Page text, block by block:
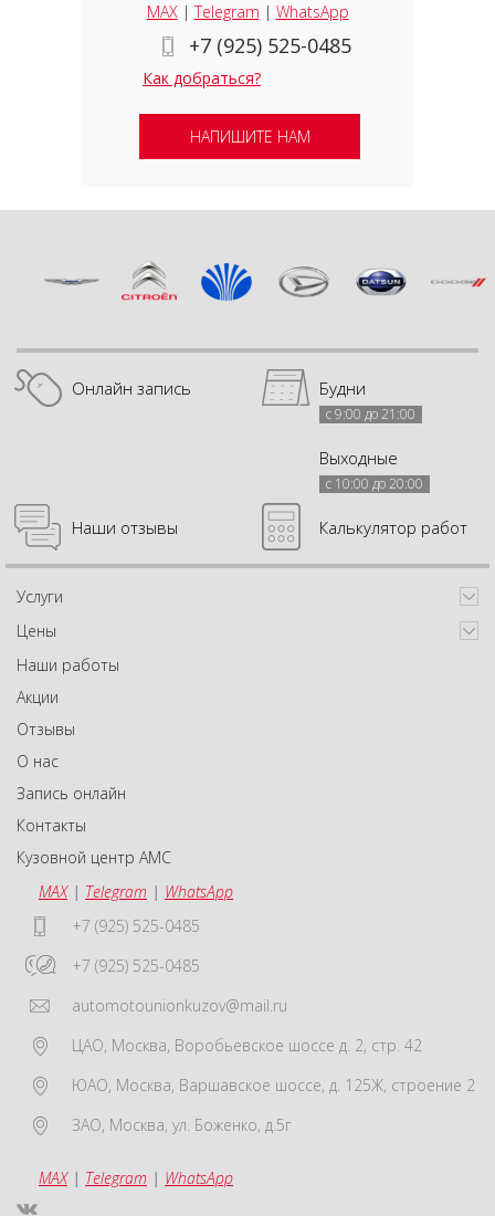
MAX|Telegram | WhatsApp
+7 (925) 525-0485
Как добраться?
НАПИШИТЕ НАМ
Онлайн запись Будни
с 9:00 до 21:00
Выходные
с 10:00 до 20:00
Наши отзывы Калькулятор работ
Услуги
Цены
Наши работы
Акции
Отзывы
О нас
Запись онлайн
Контакты
Кузовной центр АМС
MAX| Telegram | WhatsApp
+7 (925) 525-0485
+7 (925) 525-0485
automotounionkuzov@mail.ru
ЦАО, Москва, Воробьевское шоссе д. 2, стр. 42
ЮАО, Москва, Варшавское шоссе, д. 125Ж, строение 2
ЗАО, Москва, ул. Боженко, д.5г
MAX| Telegram | WhatsApp